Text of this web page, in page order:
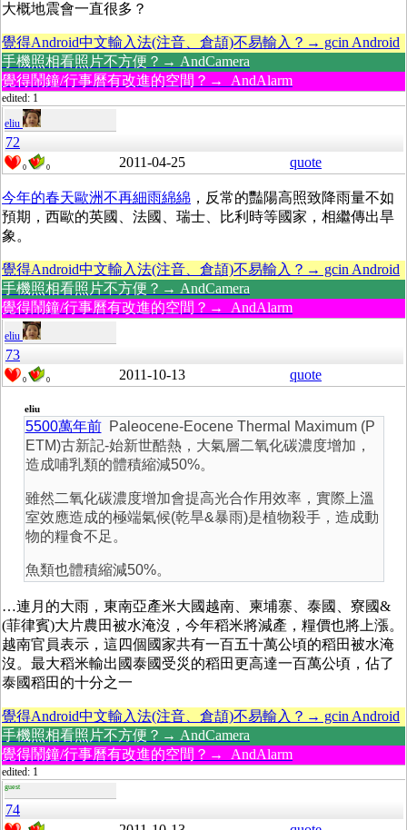
大概地震會一直很多？
覺得Android中文輸入法(注音、倉頡)不易輸入？→ gcin Android
手機照相看照片不方便？→ AndCamera
覺得鬧鐘/行事曆有改進的空間？→ AndAlarm
edited: 1
eliu
72
0 0 2011-04-25 quote
今年的春天歐洲不再細雨綿綿 ，反常的豔陽高照致降雨量不如
預期，西歐的英國、法國、瑞士、比利時等國家，相繼傳出旱
象。
覺得Android中文輸入法(注音、倉頡)不易輸入？→ gcin Android
手機照相看照片不方便？→ AndCamera
覺得鬧鐘/行事曆有改進的空間？→ AndAlarm
eliu
73
0 0 2011-10-13 quote
eliu
5500萬年前Paleocene-Eocene Thermal Maximum (P
ETM)古新記-始新世酷熱，大氣層二氧化碳濃度增加，
造成哺乳類的體積縮減50%。
雖然二氧化碳濃度增加會提高光合作用效率，實際上溫
室效應造成的極端氣候(乾旱&暴雨)是植物殺手，造成動
物的糧食不足。
魚類也體積縮減50%。
…連月的大雨，東南亞產米大國越南、柬埔寨、泰國、寮國&
(菲律賓)大片農田被水淹沒，今年稻米將減產，糧價也將上漲。
越南官員表示，這四個國家共有一百五十萬公頃的稻田被水淹
沒。最大稻米輸出國泰國受災的稻田更高達一百萬公頃，佔了
泰國稻田的十分之一
覺得Android中文輸入法(注音、倉頡)不易輸入？→ gcin Android
手機照相看照片不方便？→ AndCamera
覺得鬧鐘/行事曆有改進的空間？→ AndAlarm
edited: 1
guest
74